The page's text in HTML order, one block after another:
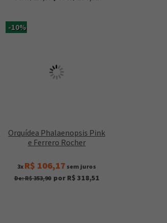
-10%
Orquídea Phalaenopsis Pink
e Ferrero Rocher
3x R$ 106,17 sem juros
De: R$ 353,90 por R$ 318,51